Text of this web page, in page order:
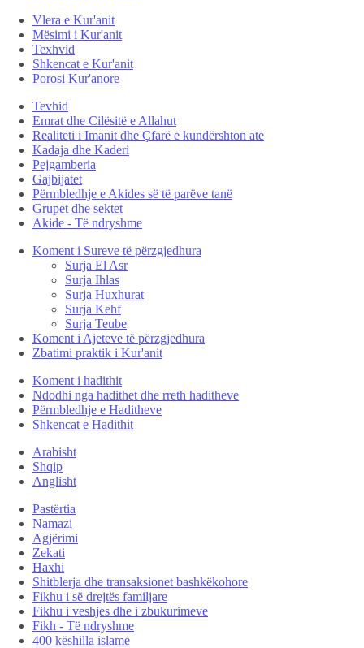
Vlera e Kur'anit
Mësimi i Kur'anit
Texhvid
Shkencat e Kur'anit
Porosi Kur'anore
Tevhid
Emrat dhe Cilësitë e Allahut
Realiteti i Imanit dhe Çfarë e kundërshton ate
Kadaja dhe Kaderi
Pejgamberia
Gajbijatet
Përmbledhje e Akides së të parëve tanë
Grupet dhe sektet
Akide - Të ndryshme
Koment i Sureve të përzgjedhura
Surja El Asr
Surja Ihlas
Surja Huxhurat
Surja Kehf
Surja Teube
Koment i Ajeteve të përzgjedhura
Zbatimi praktik i Kur'anit
Koment i hadithit
Ndodhi nga hadithet dhe rreth haditheve
Përmbledhje e Haditheve
Shkencat e Hadithit
Arabisht
Shqip
Anglisht
Pastërtia
Namazi
Agjërimi
Zekati
Haxhi
Shitblerja dhe transaksionet bashkëkohore
Fikhu i së drejtës familjare
Fikhu i veshjes dhe i zbukurimeve
Fikh - Të ndryshme
400 këshilla islame